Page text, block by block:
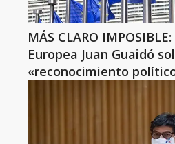
MÁS CLARO
Europea Juan Guaidó
«reconocimiento